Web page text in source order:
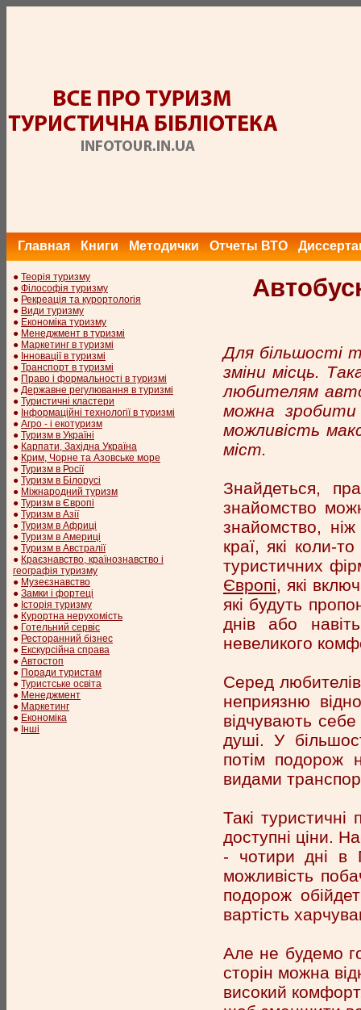
Главная Книги Методички Отчеты ВТО
● Теорія туризму
● Філософія туризму
● Рекреація та курортологія
● Види туризму
● Економіка туризму
● Менеджмент в туризмі
● Маркетинг в туризмі
● Інновації в туризмі
● Транспорт в туризмі
● Право і формальності в туризмі
● Державне регулювання в туризмі
● Туристичні кластери
● Інформаційні технології в туризмі
● Агро - і екотуризм
● Туризм в Україні
● Карпати, Західна Україна
● Крим, Чорне та Азовське море
● Туризм в Росії
● Туризм в Білорусі
● Міжнародний туризм
● Туризм в Європі
● Туризм в Азії
● Туризм в Африці
● Туризм в Америці
● Туризм в Австралії
● Краєзнавство, країнознавство і
географія туризму
● Музеєзнавство
● Замки і фортеці
● Історія туризму
● Курортна нерухомість
● Готельний сервіс
● Ресторанний бізнес
● Екскурсійна справа
● Автостоп
● Поради туристам
● Туристське освіта
● Менеджмент
● Маркетинг
● Економіка
● Інші
Для більшості
зміни місць.
любителям
можна
можливість
міст.
Знайдеться,
знайомство
знайомство,
краї, які коли-
туристичних
Європі, які
які будуть
днів або
невеликого
Серед
неприязню
відчувають
душі. У
потім подорож
видами
Такі
доступні ціни.
- чотири дні в
можливість
подорож
вартість
Але не будемо
сторін можна
високий